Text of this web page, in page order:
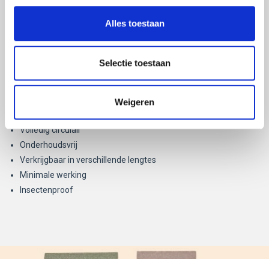
Alles toestaan
Selectie toestaan
Weigeren
Eenvoudige montage
Geen CO2-uitstoot en stikstofproductie bij montage op de
Volledig circulair
Onderhoudsvrij
Verkrijgbaar in verschillende lengtes
Minimale werking
Insectenproof